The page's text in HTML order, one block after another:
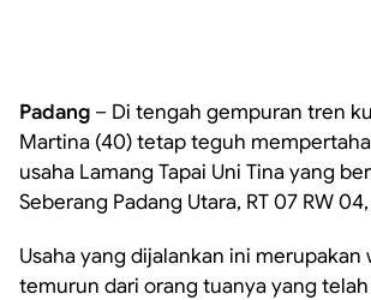
Padang – Di tengah gempuran tren
Martina (40) tetap teguh
usaha Lamang Tapai Uni Tina yang
Seberang Padang Utara, RT 07 RW
Usaha yang dijalankan ini
temurun dari orang tuanya yang